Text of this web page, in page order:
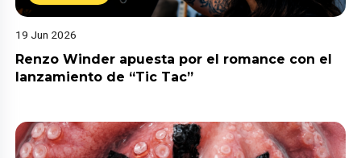
19 Jun 2026
Renzo Winder apuesta por el romance con el
lanzamiento de “Tic Tac”